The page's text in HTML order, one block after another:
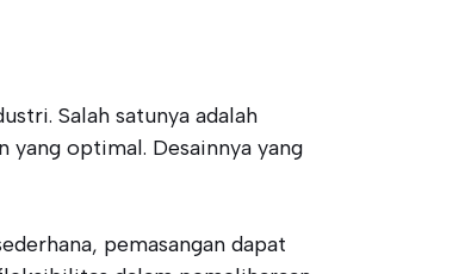
Salah satunya adalah
yang optimal. Desainnya yang
pemasangan dapat